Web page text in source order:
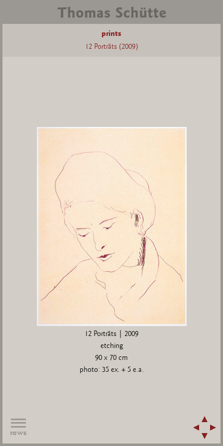
prints
12 Porträts (2009)
12 Porträts | 2009
etching
90 x 70 cm
photo: 35 ex. + 5 e.a.
rows